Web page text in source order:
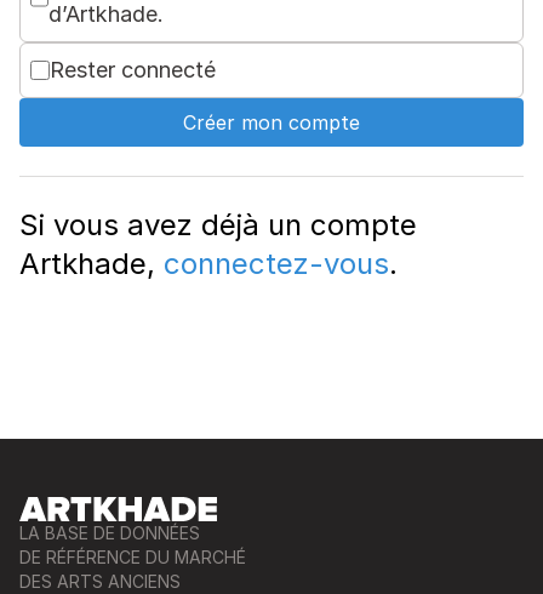
d’Artkhade.
Rester connecté
Créer mon compte
Si vous avez déjà un compte
Artkhade, connectez-vous.
LA BASE DE DONNÉES
DE RÉFÉRENCE DU MARCHÉ
DES ARTS ANCIENS